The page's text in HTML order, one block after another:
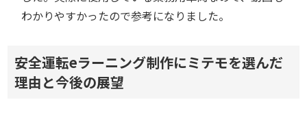
わかりやすかったので参考になりました。
安全運転eラーニング制作にミテモを選んだ
理由と今後の展望